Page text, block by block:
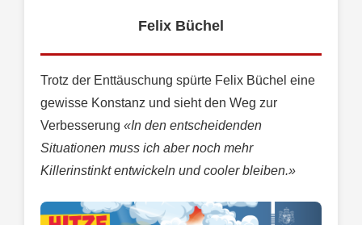
Felix Büchel
Trotz der Enttäuschung spürte Felix Büchel eine
gewisse Konstanz und sieht den Weg zur
Verbesserung «In den entscheidenden
Situationen muss ich aber noch mehr
Killerinstinkt entwickeln und cooler bleiben.»